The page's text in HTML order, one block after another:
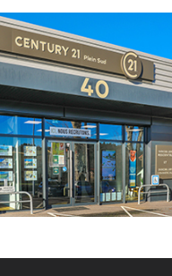
21 Plein Sud
route de Castres
ALBI - 81000
Envoyer un message
Téléphoner à l'agence